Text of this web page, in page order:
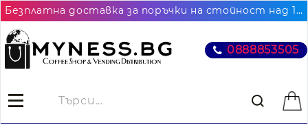
Безплатна доставка за поръчки на стойност над 102.26€ / 200лв. до най-близкия до Вас офис на Еконт
0888853505